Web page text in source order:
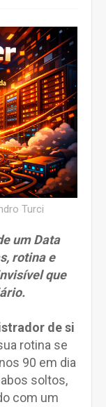
Turci
um Data
rotina e
que
de si
rotina se
90 em dia
soltos,
com um